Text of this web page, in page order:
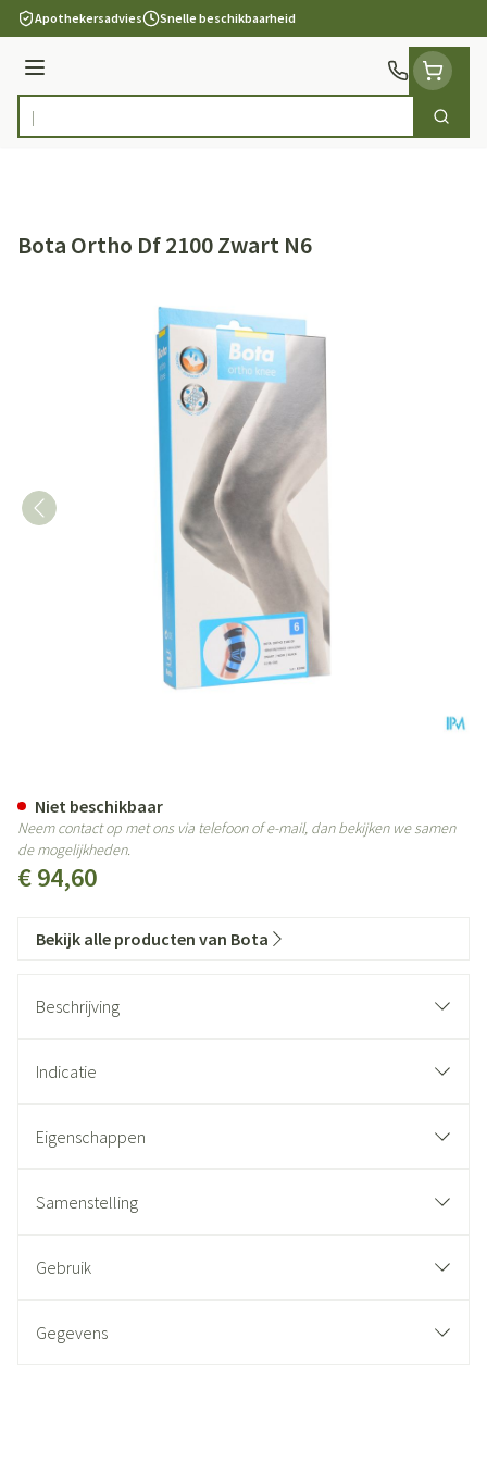
Ga naar de inhoud
Apothekersadvies Snelle beschikbaarheid
Menu
Product, merk, categorie... Zoek
Bota Ortho Df 2100 Zwart N6
€ 94,60
Niet beschikbaar
Neem contact op met ons via telefoon of e-mail, dan bekijken we samen
de mogelijkheden.
Bekijk alle producten van Bota
Beschrijving
Indicatie
Eigenschappen
Samenstelling
Gebruik
Gegevens